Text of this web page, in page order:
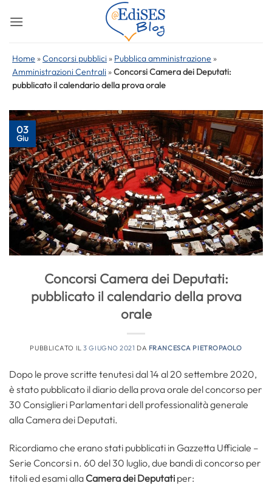
Home »Concorsi pubblici » Pubblica amministrazione »
Amministrazioni Centrali »Concorsi Camera dei Deputati:
pubblicato il calendario della prova orale
03
Giu
Concorsi Camera dei Deputati:
pubblicato il calendario della prova
orale
PUBBLICATO IL3 GIUGNO 2021 DA FRANCESCA PIETROPAOLO
Dopo le prove scritte tenutesi dal 14 al 20 settembre 2020,
è stato pubblicato il diario della prova orale del concorso per
30 Consiglieri Parlamentari dell professionalità generale
alla Camera dei Deputati.
Ricordiamo che erano stati pubblicati in Gazzetta Ufficiale –
Serie Concorsi n. 60 del 30 luglio, due bandi di concorso per
titoli ed esami alla Camera dei Deputati per: